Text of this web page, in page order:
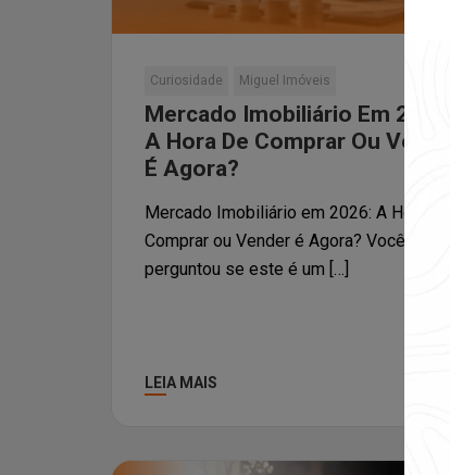
Curiosidade Miguel Imóveis
Mercado Imobiliário Em 2026:
A Hora De Comprar Ou Vender
É Agora?
Mercado Imobiliário em 2026: A Hora de
Comprar ou Vender é Agora? Você já se
perguntou se este é um […]
LEIA MAIS